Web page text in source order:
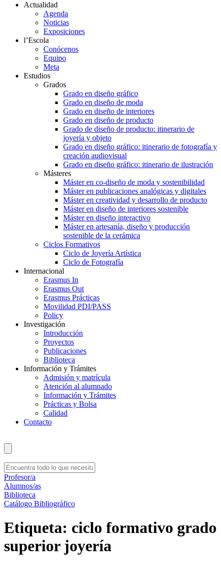
Actualidad
Agenda
Noticias
Exposiciones
l’Escola
Conócenos
Equipo
Meta
Estudios
Grados
Grado en diseño gráfico
Grado en diseño de moda
Grado en diseño de interiores
Grado en diseño de producto
Grado de diseño de producto: itinerario de
joyería y objeto
Grado en diseño gráfico: itinerario de fotografía y
creación audiovisual
Grado en diseño gráfico: itinerario de ilustración
Másteres
Máster en co-diseño de moda y sostenibilidad
Máster en publicaciones analógicas y digitales
Máster en creatividad y desarrollo de producto
Máster en diseño de interiores sostenible
Máster en diseño interactivo
Máster en artesanía, diseño y producción
sostenible de la cerámica
Ciclos Formativos
Ciclo de Joyería Artística
Ciclo de Fotografía
Internacional
Erasmus In
Erasmus Out
Erasmus Prácticas
Movilidad PDI/PASS
Policy
Investigación
Introducción
Proyectos
Publicaciones
Biblioteca
Información y Trámites
Admisión y matrícula
Atención al alumnado
Información y Trámites
Prácticas y Bolsa
Calidad
Contacto
Profesor/a
Alumnos/as
Biblioteca
Catálogo Bibliográfico
Etiqueta: ciclo formativo grado
superior joyería